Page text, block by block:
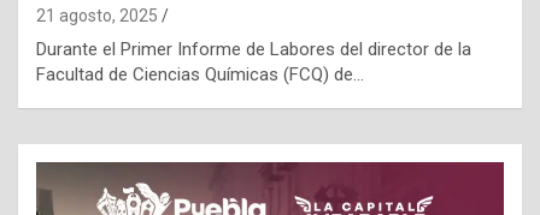
21 agosto, 2025
Durante el Primer Informe de Labores del director de la
Facultad de Ciencias Químicas (FCQ) de…